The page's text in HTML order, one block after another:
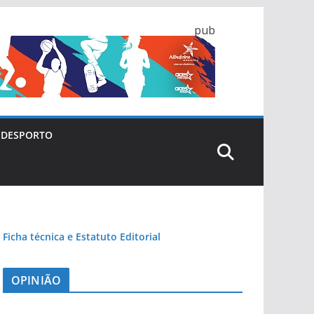
pub
DESPORTO
Ficha técnica e Estatuto Editorial
OPINIÃO